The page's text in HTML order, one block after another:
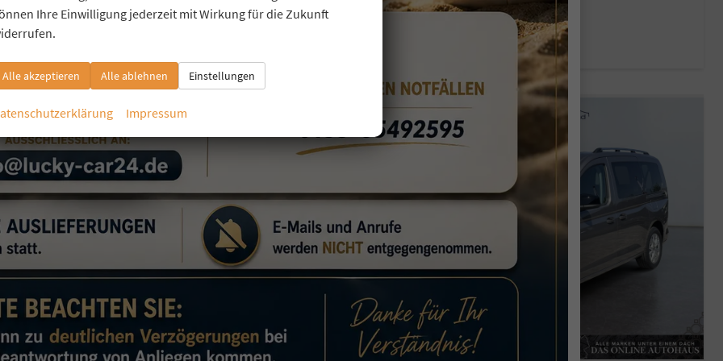
kombiniert:6,80 l/100km
2-Klasse:
Verbrauch kombiniert:6,80 l/100km
155,00 g/km
27,4% 26,4%
Ihre Einwilligung jederzeit mit Wirkung für die Zukunft
Alle akzeptieren Alle ablehnen Einstellungen
Impressum